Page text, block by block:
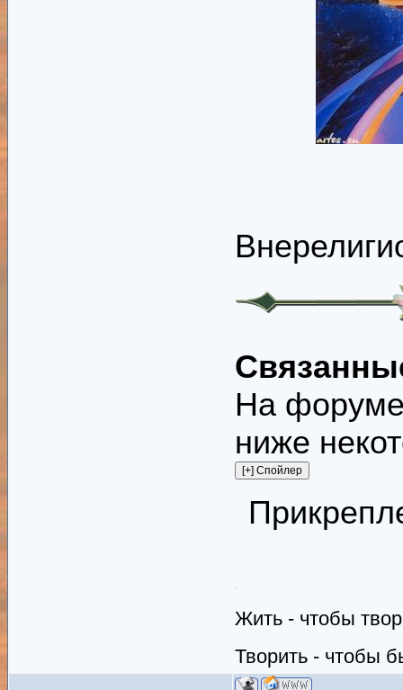
На
ниже
Жить - чтобы
Творить - чтобы